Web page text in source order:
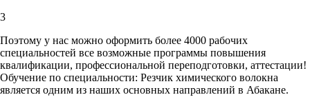
3
Поэтому у нас можно оформить более 4000 рабочих
специальностей все возможные программы повышения
квалификации, профессиональной переподготовки, аттестации!
Обучение по специальности: Резчик химического волокна
является одним из наших основных направлений в Абакане.